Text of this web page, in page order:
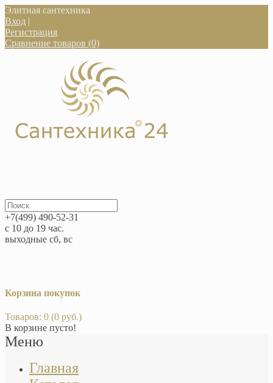
Элитная сантехника
Вход |
Регистрация
Сравнение товаров (0)
+7(499) 490-52-31
с 10 до 19 час.
выходные сб, вс
Корзина покупок
Товаров: 0 (0 руб.)
В корзине пусто!
Меню
Главная